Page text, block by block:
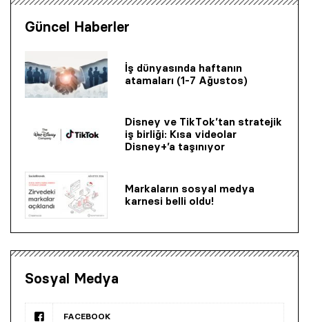
Güncel Haberler
İş dünyasında haftanın
atamaları (1-7 Ağustos)
Disney ve TikTok’tan stratejik
iş birliği: Kısa videolar
Disney+’a taşınıyor
Markaların sosyal medya
karnesi belli oldu!
Sosyal Medya
FACEBOOK